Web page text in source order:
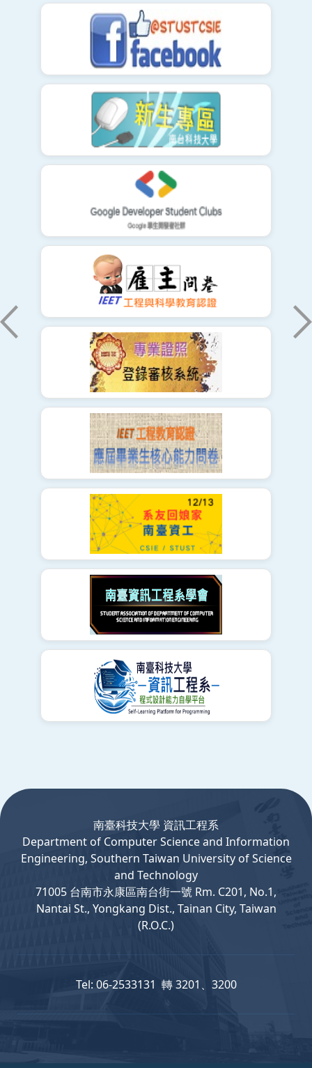
南臺科技大學 資訊工程系
Departmentof ComputerScience and Information
Engineering, Southern Taiwan University of Science
and Technology
71005 台南市永康區南台街一號 Rm. C201, No.1,
Nantai St., Yongkang Dist., Tainan City, Taiwan
(R.O.C.)
Tel: 06-2533131 轉 3201、3200